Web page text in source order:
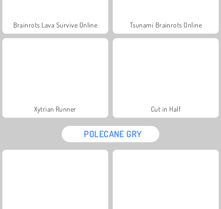
Brainrots Lava Survive Online Tsunami Brainrots Online
Xytrian Runner Cut in Half
POLECANE GRY